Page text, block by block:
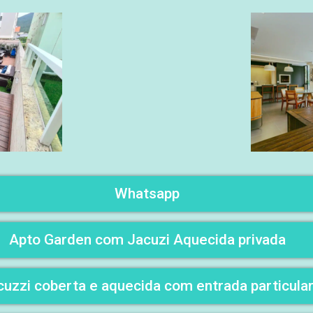
Whatsapp
Apto Garden com Jacuzi Aquecida privada
coberta e aquecida com entrada